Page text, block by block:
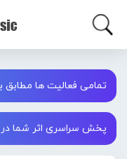
تمامی فعالیت ها مطابق
پخش سراسری اثر شما در